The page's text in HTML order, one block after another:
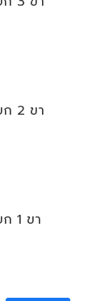
ก 2 ขา
1 ขา